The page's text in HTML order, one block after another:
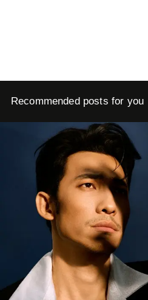
Recommended posts for you